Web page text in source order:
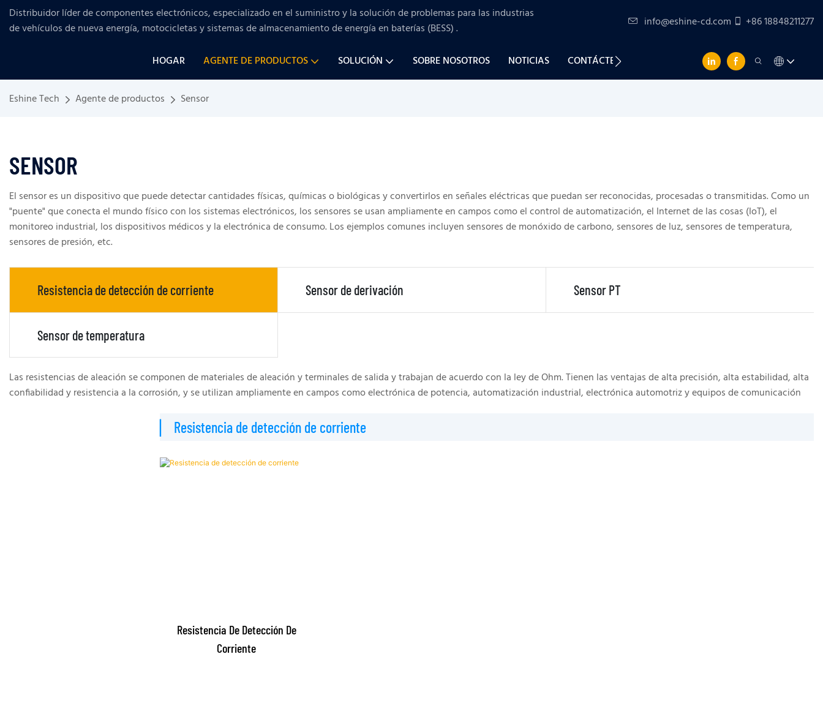
Distribuidor líder de componentes electrónicos, especializado en el suministro y la solución de problemas para las industrias
de vehículos de nueva energía, motocicletas y sistemas de almacenamiento de energía en baterías (BESS). info@eshine-cd.com +86 18848211277
HOGAR AGENTE DE PRODUCTOS SOLUCIÓN SOBRE NOSOTROS NOTICIAS CONTÁCTENOS
Eshine Tech Agente de productos Sensor
SENSOR
El sensor es un dispositivo que puede detectar cantidades físicas, químicas o biológicas y convertirlos en señales eléctricas que puedan ser reconocidas, procesadas o transmitidas. Como un
"puente" que conecta el mundo físico con los sistemas electrónicos, los sensores se usan ampliamente en campos como el control de automatización, el Internet de las cosas (IoT), el
monitoreo industrial, los dispositivos médicos y la electrónica de consumo. Los ejemplos comunes incluyen sensores de monóxido de carbono, sensores de luz, sensores de temperatura,
sensores de presión, etc.
Resistencia de detección de corriente Sensor de derivación Sensor PT
Sensor de temperatura
Las resistencias de aleación se componen de materiales de aleación y terminales de salida y trabajan de acuerdo con la ley de Ohm. Tienen las ventajas de alta precisión, alta estabilidad, alta
confiabilidad y resistencia a la corrosión, y se utilizan ampliamente en campos como electrónica de potencia, automatización industrial, electrónica automotriz y equipos de comunicación
▏ Resistencia de detección de corriente
Resistencia De Detección De
Corriente